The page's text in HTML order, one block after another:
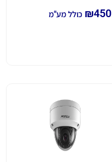
₪450 כולל מע"מ